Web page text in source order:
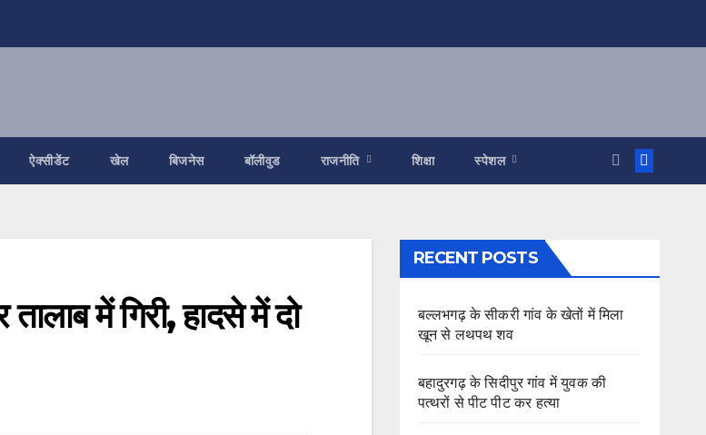
ऐक्सीडेंट खेल बिजनेस बॉलीवुड राजनीति शिक्षा स्पेशल
में गिरी, हादसे में दो
RECENT POSTS
बल्लभगढ़ के सीकरी गांव के खेतों में मिला
खून से लथपथ शव
बहादुरगढ़ के सिदीपुर गांव में युवक की
पत्थरों से पीट पीट कर हत्या